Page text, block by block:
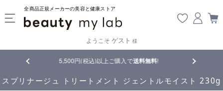
全商品正規メーカーの美容と健康ストア
ようこそ ゲスト 様
5,500円(税込)以上ご購入で送料無料! 【重要】熊本地震の影響に
スプリナージュ トリートメント ジェントルモイスト 230g